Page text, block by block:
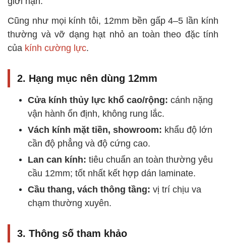
Cũng như mọi kính tôi, 12mm bền gấp 4–5 lần kính
thường và vỡ dạng hạt nhỏ an toàn theo đặc tính
của kính cường lực.
2. Hạng mục nên dùng 12mm
Cửa kính thủy lực khổ cao/rộng: cánh nặng
vận hành ổn định, không rung lắc.
Vách kính mặt tiền, showroom: khẩu độ lớn
cần độ phẳng và độ cứng cao.
Lan can kính: tiêu chuẩn an toàn thường yêu
cầu 12mm; tốt nhất kết hợp dán laminate.
Cầu thang, vách thông tầng: vị trí chịu va
chạm thường xuyên.
3. Thông số tham khảo